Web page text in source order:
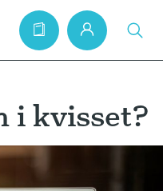
i kvisset?